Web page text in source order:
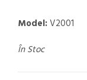
Model:V2001
În Stoc